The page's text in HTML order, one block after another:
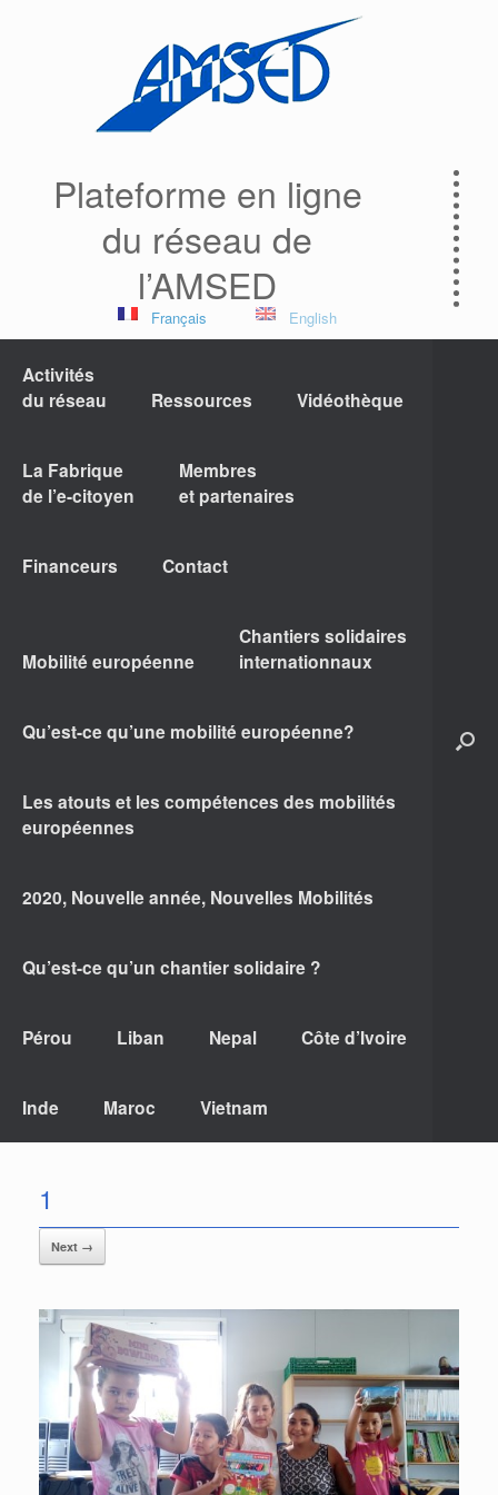
Plateforme en ligne
du réseau de
l’AMSED
Français English
Activités
du réseau
Ressources Vidéothèque
La Fabrique
de l’e-citoyen
Membres
et partenaires
Financeurs Contact
Mobilité européenne
Chantiers solidaires
internationnaux
Qu’est-ce qu’une mobilité européenne?
Les atouts et les compétences des mobilités
européennes
2020, Nouvelle année, Nouvelles Mobilités
Qu’est-ce qu’un chantier solidaire ?
Pérou Liban Nepal Côte d’Ivoire
Inde Maroc Vietnam
1
Next →